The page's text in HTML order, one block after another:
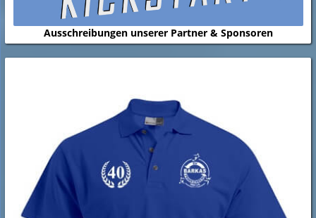
Ausschreibungen unserer Partner & Sponsoren